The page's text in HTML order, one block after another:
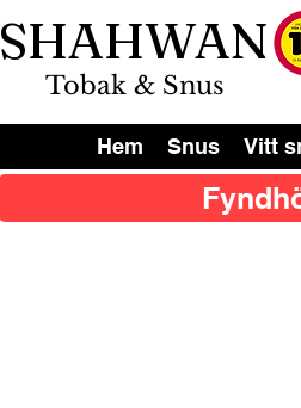
SHAHWAN
Tobak & Snus
Hem Snus Vitt